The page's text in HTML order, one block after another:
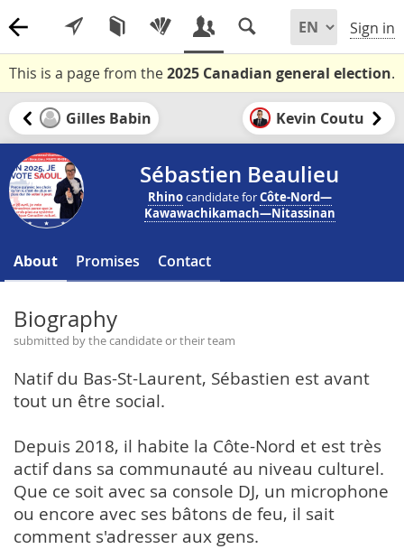
Sign in
This is a page from the2025 Canadian general election.
Gilles Babin Kevin Coutu
Sébastien Beaulieu
Rhinocandidate forCôte-Nord—
Kawawachikamach—Nitassinan
About Promises Contact
Biography
submitted by the candidate or their team
Natif du Bas-St-Laurent, Sébastien est avant
tout un être social.
Depuis 2018, il habite la Côte-Nord et est très
actif dans sa communauté au niveau culturel.
Que ce soit avec sa console DJ, un microphone
ou encore avec ses bâtons de feu, il sait
comment s'adresser aux gens.